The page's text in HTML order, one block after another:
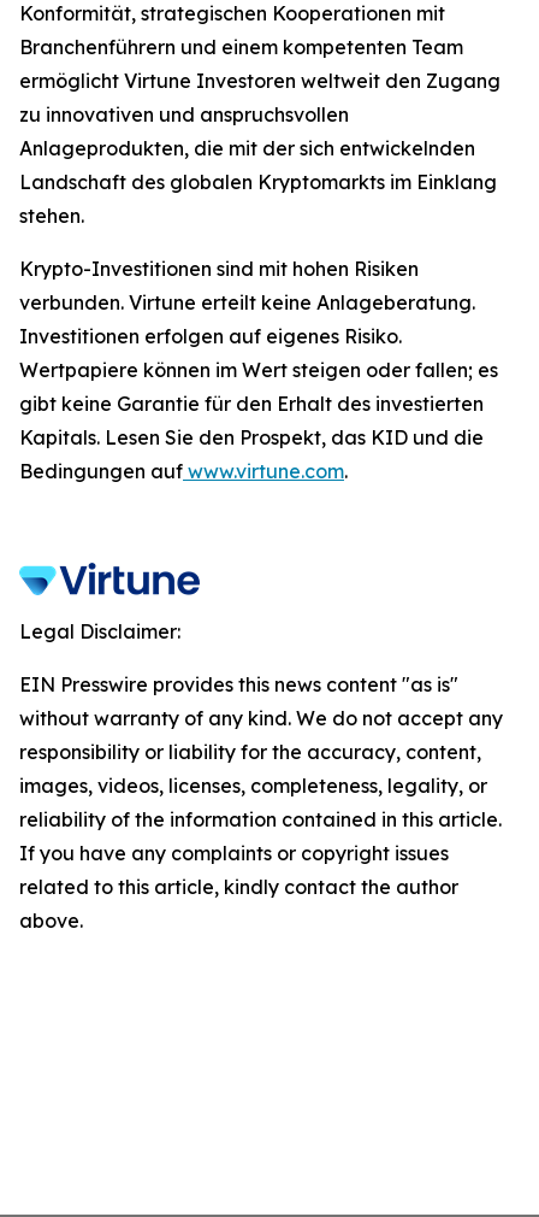
Konformität, strategischen Kooperationen mit
Branchenführern und einem kompetenten Team
ermöglicht Virtune Investoren weltweit den Zugang
zu innovativen und anspruchsvollen
Anlageprodukten, die mit der sich entwickelnden
Landschaft des globalen Kryptomarkts im Einklang
stehen.
Krypto-Investitionen sind mit hohen Risiken
verbunden. Virtune erteilt keine Anlageberatung.
Investitionen erfolgen auf eigenes Risiko.
Wertpapiere können im Wert steigen oder fallen; es
gibt keine Garantie für den Erhalt des investierten
Kapitals. Lesen Sie den Prospekt, das KID und die
Bedingungen auf www.virtune.com.
Legal Disclaimer:
EIN Presswire provides this news content "as is"
without warranty of any kind. We do not accept any
responsibility or liability for the accuracy, content,
images, videos, licenses, completeness, legality, or
reliability of the information contained in this article.
If you have any complaints or copyright issues
related to this article, kindly contact the author
above.